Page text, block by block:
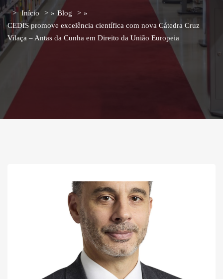
Início » Blog
»
CEDIS promove excelência científica com nova Cátedra Cruz
Vilaça – Antas da Cunha em Direito da União Europeia